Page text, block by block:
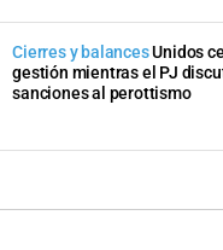
Cierres y balancesUnidos
gestión mientras el PJ
sanciones al perottismo